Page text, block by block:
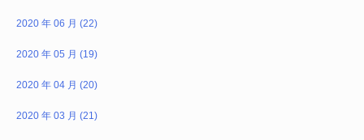
2020 年 06 月 (22)
2020 年 05 月 (19)
2020 年 04 月 (20)
2020 年 03 月 (21)